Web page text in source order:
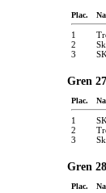
Plac.
1
2
3
Gren
Plac.
1
2
3
Gren
Plac.